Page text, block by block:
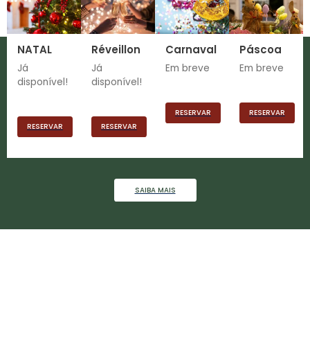
NATAL
Já
disponível!
RESERVAR
Réveillon
Já
disponível!
RESERVAR
Carnaval
Em breve
RESERVAR
Páscoa
Em breve
RESERVAR
SAIBA MAIS